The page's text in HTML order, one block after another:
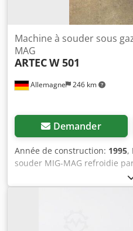
Allemagne 246 km
Machine à souder sous
MAG
ARTECW 501
Demander
Année de construction: 1995,
souder MIG-MAG refroidie
état Dwedpfx Acsb Nd E
W 501 Année de fabrication :
techniques : Plage de
particulières : -